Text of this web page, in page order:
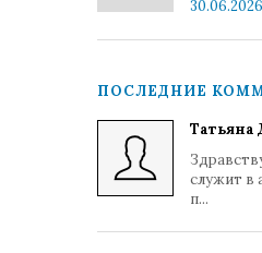
ПОСЛЕДНИЕ
Татьяна
служит в
п...